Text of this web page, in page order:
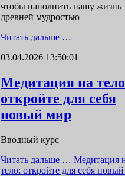
чтобы наполнить нашу жизнь
древней мудростью
Читать дальше …
03.04.2026 13:50:01
Медитация на
откройте для себя
новый мир
Вводный курс
Читать дальше … Медитация
тело: откройте для себя